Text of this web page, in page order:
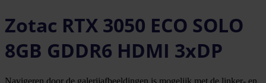
Zotac RTX 3050 ECO SOLO
8GB GDDR6 HDMI 3xDP
Navigeren door de galerijafbeeldingen is mogelijk met de linker- en